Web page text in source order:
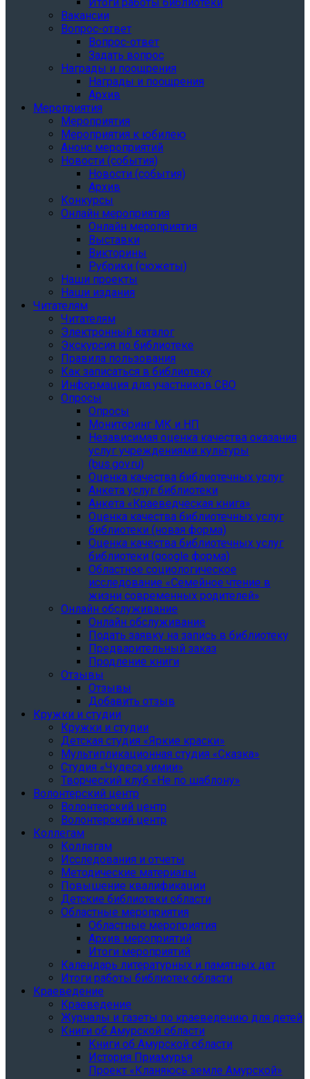
Вакансии
Вопрос-ответ
Вопрос-ответ
Задать вопрос
Награды и поощрения
Награды и поощрения
Архив
Мероприятия
Мероприятия
Мероприятия к юбилею
Анонс мероприятий
Новости (события)
Новости (события)
Архив
Конкурсы
Онлайн мероприятия
Онлайн мероприятия
Выставки
Викторины
Рубрики (сюжеты)
Наши проекты
Наши издания
Читателям
Читателям
Электронный каталог
Экскурсия по библиотеке
Правила пользования
Как записаться в библиотеку
Информация для участников СВО
Опросы
Опросы
Мониторинг МК и НП
Независимая оценка качества оказания
услуг учреждениями культуры
(bus.gov.ru)
Оценка качества библиотечных услуг
Анкета услуг библиотеки
Анкета «Краеведческая книга»
Oценка качества библиотечных услуг
библиотеки (новая форма)
Oценка качества библиотечных услуг
библиотеки (google форма)
Областное социологическое
исследование «Семейное чтение в
жизни современных родителей»
Онлайн обслуживание
Онлайн обслуживание
Подать заявку на запись в библиотеку
Предварительный заказ
Продление книги
Отзывы
Отзывы
Добавить отзыв
Кружки и студии
Кружки и студии
Детская студия «Яркие краски»
Мультипликационная студия «Сказка»
Студия «Чудеса химии»
Творческий клуб «Не по шаблону»
Волонтерский центр
Волонтерский центр
Волонтерский центр
Коллегам
Коллегам
Исследования и отчеты
Методические материалы
Повышение квалификации
Детские библиотеки области
Областные мероприятия
Областные мероприятия
Архив мероприятий
Итоги мероприятий
Календарь литературных и памятных дат
Итоги работы библиотек области
Краеведение
Краеведение
Журналы и газеты по краеведению для детей
Книги об Амурской области
Книги об Амурской области
История Приамурья
Проект «Кланяюсь земле Амурской»